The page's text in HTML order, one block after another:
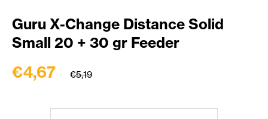
Guru X-Change Distance Solid
Small 20 + 30 gr Feeder
€4,67 €5,19